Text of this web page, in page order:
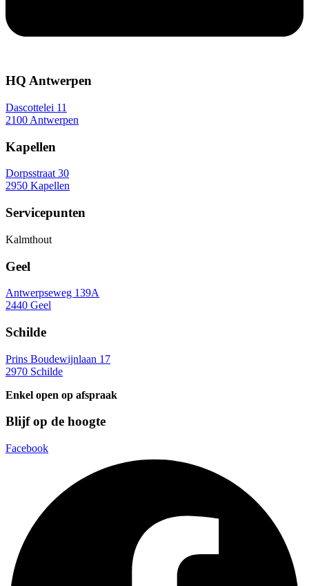
HQ Antwerpen
Dascottelei 11
2100 Antwerpen
Kapellen
Dorpsstraat 30
2950 Kapellen
Servicepunten
Kalmthout
Geel
Antwerpseweg 139A
2440 Geel
Schilde
Prins Boudewijnlaan 17
2970 Schilde
Enkel open op afspraak
Blijf op de hoogte
Facebook